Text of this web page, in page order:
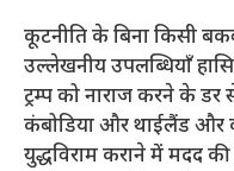
कूटनीति के बिना किसी
उल्लेखनीय उपलब्धियाँ
ट्रम्प को नाराज करने के
कंबोडिया और थाईलैंड और
युद्धविराम कराने में मदद की